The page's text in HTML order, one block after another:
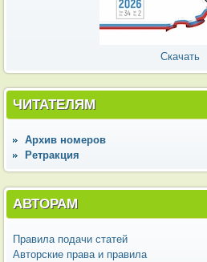
Скачать
ЧИТАТЕЛЯМ
Архив номеров
Ретракция
АВТОРАМ
Правила подачи статей
Авторские права и правила